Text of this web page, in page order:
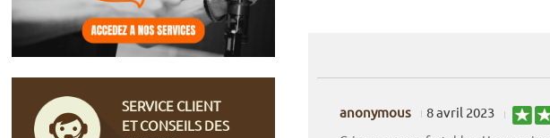
anonymous 8 avril 2023
SERVICE CLIENT
ET CONSEILS DES